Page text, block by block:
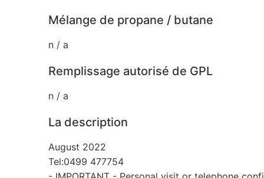
Mélange de propane / butane
n / a
Remplissage autorisé de GPL
n / a
La description
August 2022
Tel:0499 477754